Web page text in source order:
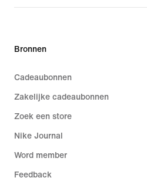
Bronnen
Cadeaubonnen
Zakelijke cadeaubonnen
Zoek een store
Nike Journal
Word member
Feedback